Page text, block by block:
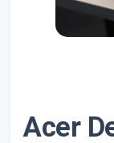
Acer